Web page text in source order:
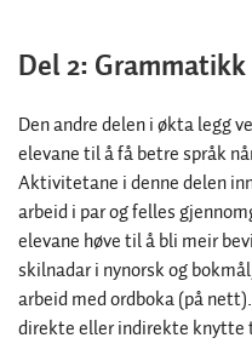
Del 2: Grammatikk
Den andre delen i økta legg
elevane til å få betre språk
Aktivitetane i denne delen
arbeid i par og felles
elevane høve til å bli meir
skilnadar i nynorsk og
arbeid med ordboka (på
direkte eller indirekte knytte